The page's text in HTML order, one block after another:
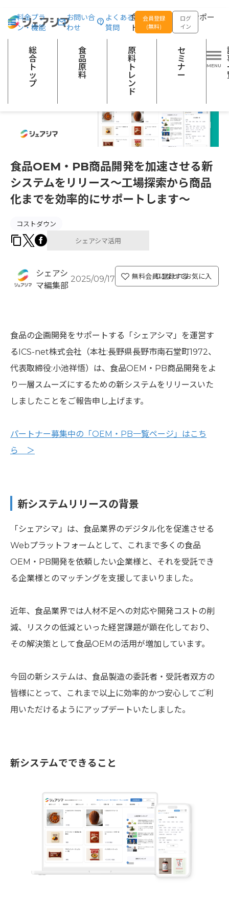
食品の企画開発をサポー
トする
料金プラ
ン・機能
お問い合
わせ
よくある
質問
会員登録
(無料)
ログ
イン
総
合
ト
ッ
プ
食
品
原
料
原
料
ト
レ
ン
ド
セ
ミ
ナ
ー
総合トップ 記事一覧 シェアシマ活用 食品OEM・PB商品開発を
食品OEM・PB商品開発を加速させる新
システムをリリース〜工場探索から商品
化までを効率的にサポートします〜
コストダウン
シェアシマ活用
シェアシ
マ編集部
2025/09/17 無料会員になってお気に入り登録する
食品の企画開発をサポートする「シェアシマ」を運営す
るICS-net株式会社（本社:⻑野県⻑野市南石堂町1972、
代表取締役:小池祥悟）は、食品OEM・PB商品開発をよ
り一層スムーズにするための新システムをリリースいた
しましたことをご報告申し上げます。
パートナー募集中の「OEM・PB一覧ページ」はこち
ら ＞
新システムリリースの背景
「シェアシマ」は、食品業界のデジタル化を促進させる
Webプラットフォームとして、これまで多くの食品
OEM・PB開発を依頼したい企業様と、それを受託でき
る企業様とのマッチングを支援してまいりました。
近年、食品業界では人材不足への対応や開発コストの削
減、リスクの低減といった経営課題が顕在化しており、
その解決策として食品OEMの活用が増加しています。
今回の新システムは、食品製造の委託者・受託者双方の
皆様にとって、これまで以上に効率的かつ安心してご利
用いただけるようにアップデートいたしました。
新システムでできること